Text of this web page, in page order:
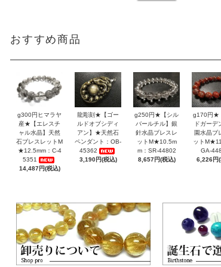
おすすめ商品
g300円ヒマラヤ
産★【エレスチ
ャル水晶】天然
石ブレスレットM
★12.5mm：C-4
5351
14,487円(税込)
龍彫刻★【ゴー
ルドオブシディ
アン】★天然石
ペンダント：OB-
45362
3,190円(税込)
g250円★【シル
バールチル】銀
針水晶ブレスレ
ットM★10.5m
m：SR-44802
8,657円(税込)
g170円★
ドガーデ
園水晶ブ
ット
GA-
6,226円(